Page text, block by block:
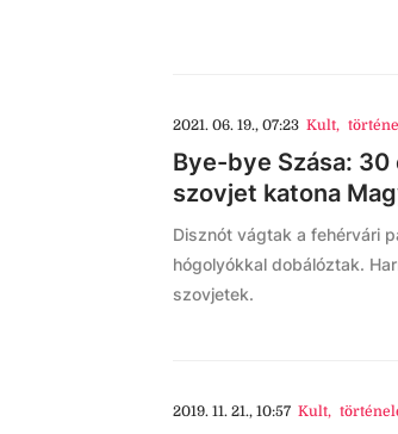
2021. 06. 19., 07:23 Kult,
Bye-bye Szása:
szovjet katona
Disznót vágtak a fehérvári
hógolyókkal dobálóztak.
szovjetek.
2019. 11. 21., 10:57 Kult,